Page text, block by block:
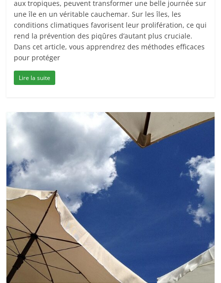
aux tropiques, peuvent transformer une belle journée sur
une île en un véritable cauchemar. Sur les îles, les
conditions climatiques favorisent leur prolifération, ce qui
rend la prévention des piqûres d’autant plus cruciale.
Dans cet article, vous apprendrez des méthodes efficaces
pour protéger
Lire la suite